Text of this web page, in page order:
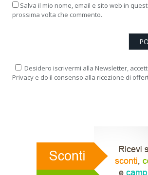
Salva il mio nome, email e sito web in
prossima volta che commento.
Desidero iscrivermi alla Newsletter,
Privacy e do il consenso alla ricezione di